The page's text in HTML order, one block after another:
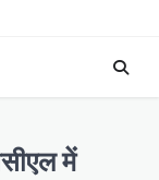
में